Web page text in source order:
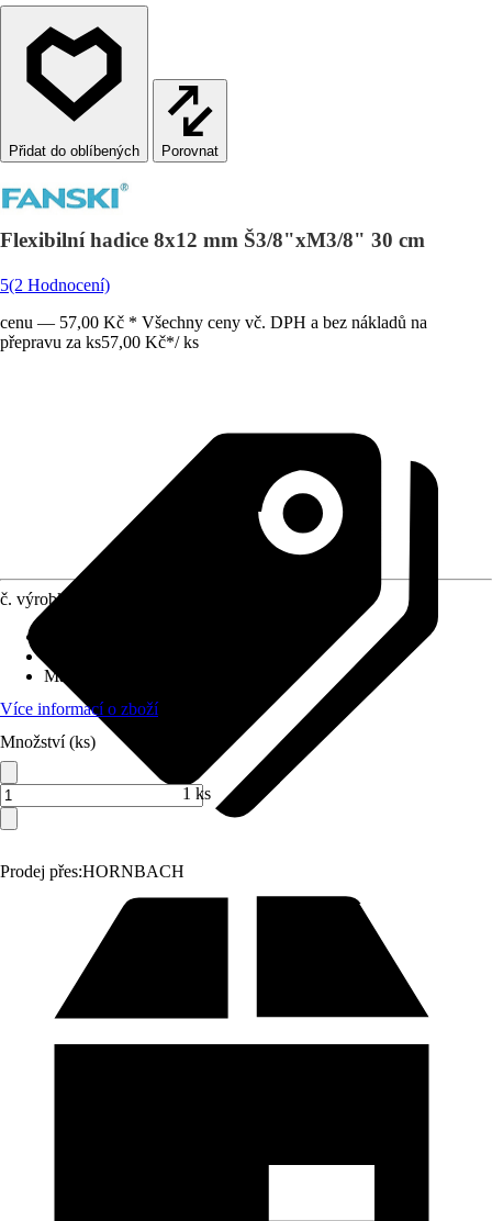
Porovnat
Flexibilní hadice 8x12 mm Š3/8"xM3/8" 30 cm
5(2 Hodnocení)
cenu — 57,00 Kč * Všechny ceny vč. DPH a bez nákladů na
přepravu za ks57,00 Kč*/ ks
Prodej přes:HORNBACH
č. výrobku
Materiál
Více informací o zboží
Množství (ks)
1 ks